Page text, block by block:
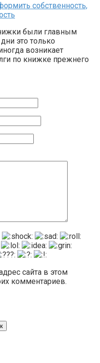
собственность,
были главным
это только
возникает
по книжке прежнего
сайта в этом
комментариев.